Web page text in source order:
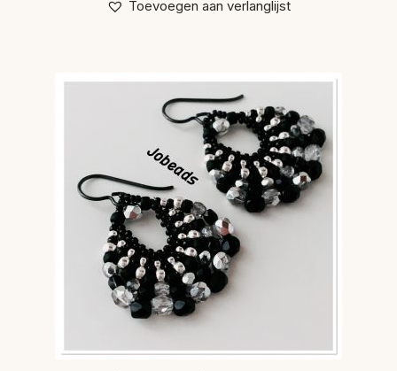
Toevoegen aan verlanglijst